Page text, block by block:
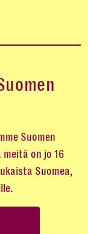
Suomen
on jo 16
Suomea,